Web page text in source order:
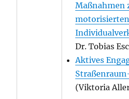
Maßnahmen
motorisierten
Dr. Tobias
Aktives
(Viktoria